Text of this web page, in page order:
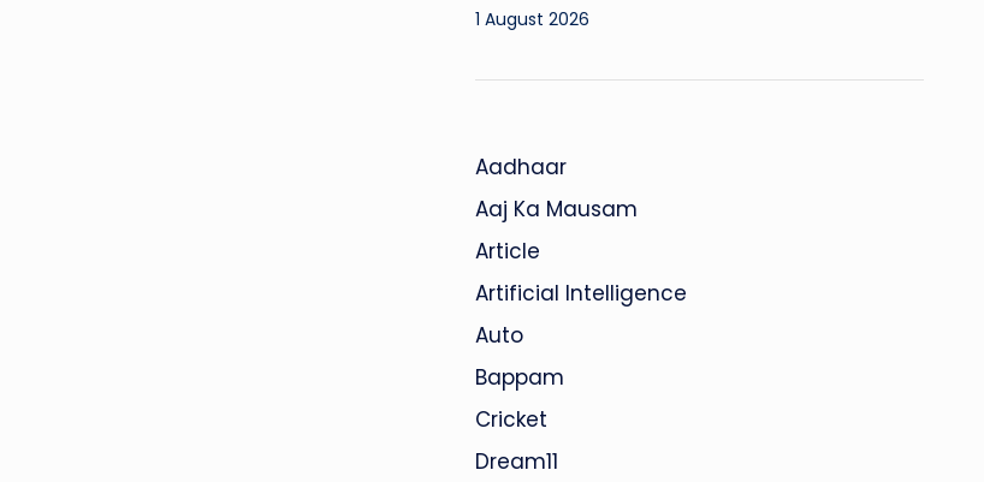
1 August 2026
Aadhaar
Aaj Ka Mausam
Article
Artificial Intelligence
Auto
Bappam
Cricket
Dream11